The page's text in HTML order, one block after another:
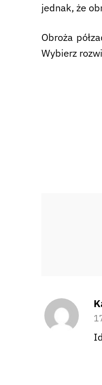
jednak, że
Obroża
Wybierz